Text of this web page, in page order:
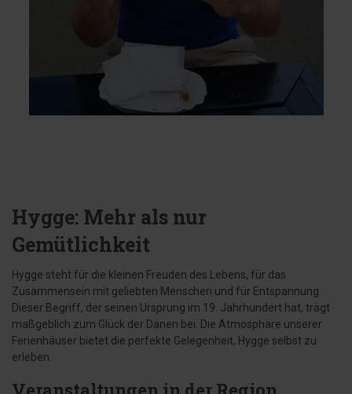
Hygge: Mehr als nur
Gemütlichkeit
Hygge steht für die kleinen Freuden des Lebens, für das
Zusammensein mit geliebten Menschen und für Entspannung.
Dieser Begriff, der seinen Ursprung im 19. Jahrhundert hat, trägt
maßgeblich zum Glück der Dänen bei. Die Atmosphäre unserer
Ferienhäuser bietet die perfekte Gelegenheit, Hygge selbst zu
erleben.